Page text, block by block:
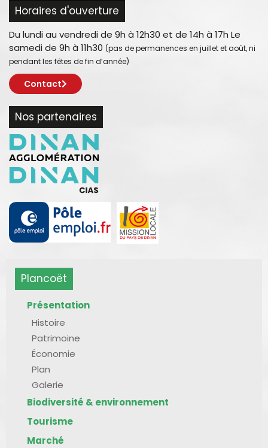
Horaires d'ouverture
Du lundi au vendredi de 9h à 12h30 et de 14h à 17h Le
samedi de 9h à 11h30 (pas de permanences en juillet et août, ni
pendant les fêtes de fin d’année)
Contact
Nos partenaires
Plancoët
Présentation
Histoire
Patrimoine
Économie
Plan
Galerie
Biodiversité & environnement
Tourisme
Marché